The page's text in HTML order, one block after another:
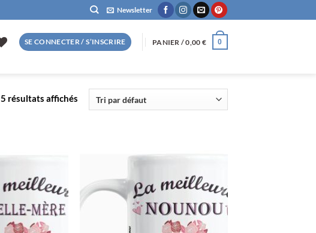
Newsletter
SE CONNECTER / S’INSCRIRE PANIER /0,00 € 0
5 résultats affichés
LISTE
D’ENVIES
À LA
LISTE
D’ENVIES